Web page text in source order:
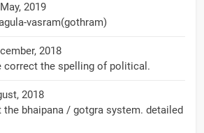
2019
vasram(gothram)
2018
correct the spelling of political.
2018
the bhaipana / gotgra system. detailed